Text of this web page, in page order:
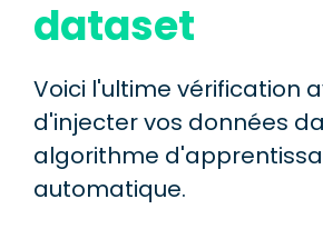
dataset
Voici l'ultime vérification
d'injecter vos données
algorithme
automatique.